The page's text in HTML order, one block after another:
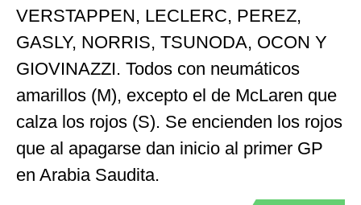
VERSTAPPEN, LECLERC, PEREZ,
GASLY, NORRIS, TSUNODA, OCON Y
GIOVINAZZI. Todos con neumáticos
amarillos (M), excepto el de McLaren que
calza los rojos (S). Se encienden los rojos
que al apagarse dan inicio al primer GP
en Arabia Saudita.